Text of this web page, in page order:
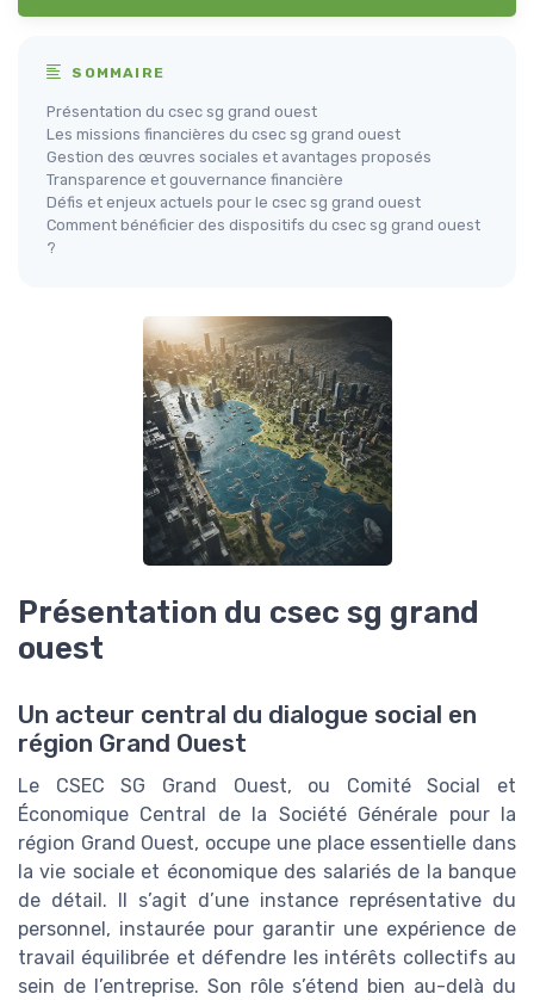
SOMMAIRE
Présentation du csec sg grand ouest
Les missions financières du csec sg grand ouest
Gestion des œuvres sociales et avantages proposés
Transparence et gouvernance financière
Défis et enjeux actuels pour le csec sg grand ouest
Comment bénéficier des dispositifs du csec sg grand ouest
?
Présentation du csec sg grand
ouest
Un acteur central du dialogue social en
région Grand Ouest
Le CSEC SG Grand Ouest, ou Comité Social et
Économique Central de la Société Générale pour la
région Grand Ouest, occupe une place essentielle dans
la vie sociale et économique des salariés de la banque
de détail. Il s’agit d’une instance représentative du
personnel, instaurée pour garantir une expérience de
travail équilibrée et défendre les intérêts collectifs au
sein de l’entreprise. Son rôle s’étend bien au-delà du